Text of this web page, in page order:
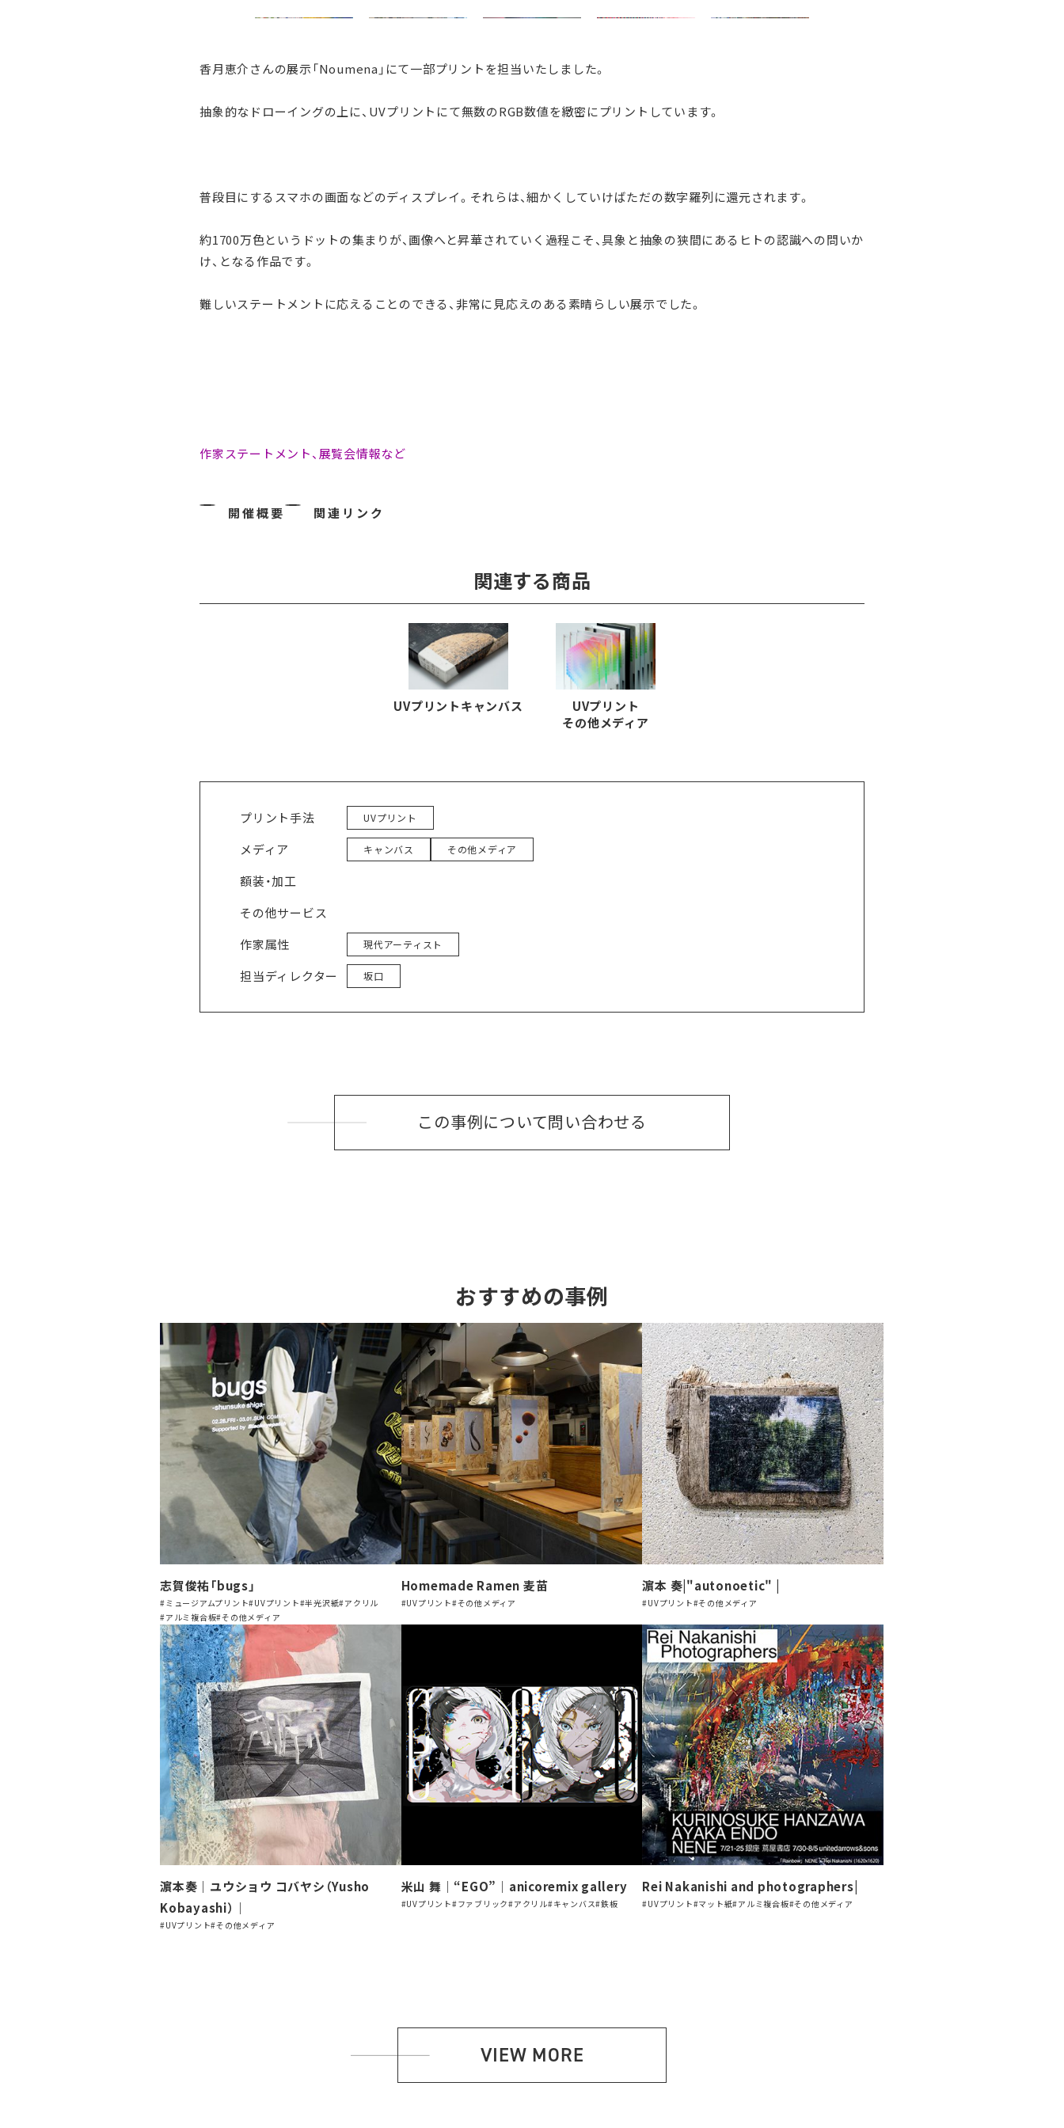
香月恵介さんの展示「Noumena」にて一部プリントを担当いたしました。
抽象的なドローイングの上に、UVプリントにて無数のRGB数値を緻密にプリントしています。
普段目にするスマホの画面などのディスプレイ。それらは、細かくしていけばただの数字羅列に還元されます。
約1700万色というドットの集まりが、画像へと昇華されていく過程こそ、具象と抽象の狭間にあるヒトの認識への問いか
け、となる作品です。
難しいステートメントに応えることのできる、非常に見応えのある素晴らしい展示でした。
作家ステートメント、展覧会情報など
開催概要 関連リンク
関連する商品
UVプリントキャンバス
UVプリント
その他メディア
プリント手法 UVプリント
メディア キャンバス その他メディア
額装・加工
その他サービス
作家属性
現代アーティスト
担当ディレクター 坂口
この事例について問い合わせる
おすすめの事例
志賀俊祐「bugs」
#ミュージアムプリント#UVプリント#半光沢紙#アクリル
#アルミ複合板#その他メディア
Homemade Ramen 麦苗
#UVプリント#その他メディア
濵本 奏|"autonoetic" |
#UVプリント#その他メディア
濵本奏｜ユウショウ コバヤシ（Yusho
Kobayashi）｜
#UVプリント#その他メディア
米山 舞｜“EGO”｜anicoremix gallery
#UVプリント#ファブリック#アクリル#キャンバス#鉄板
Rei Nakanishi and photographers|
#UVプリント#マット紙#アルミ複合板#その他メディア
VIEW MORE